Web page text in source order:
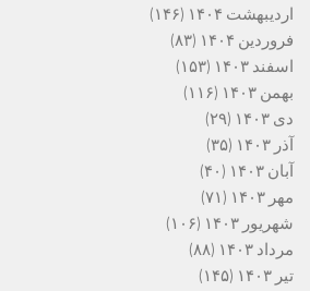
اردیبهشت ۱۴۰۴
(۱۴۶)
فروردین ۱۴۰۴
(۸۳)
اسفند ۱۴۰۳
(۱۵۳)
بهمن ۱۴۰۳
(۱۱۶)
دی ۱۴۰۳
(۲۹)
آذر ۱۴۰۳
(۳۵)
آبان ۱۴۰۳
(۴۰)
مهر ۱۴۰۳
(۷۱)
شهریور ۱۴۰۳
(۱۰۶)
مرداد ۱۴۰۳
(۸۸)
تیر ۱۴۰۳
(۱۴۵)